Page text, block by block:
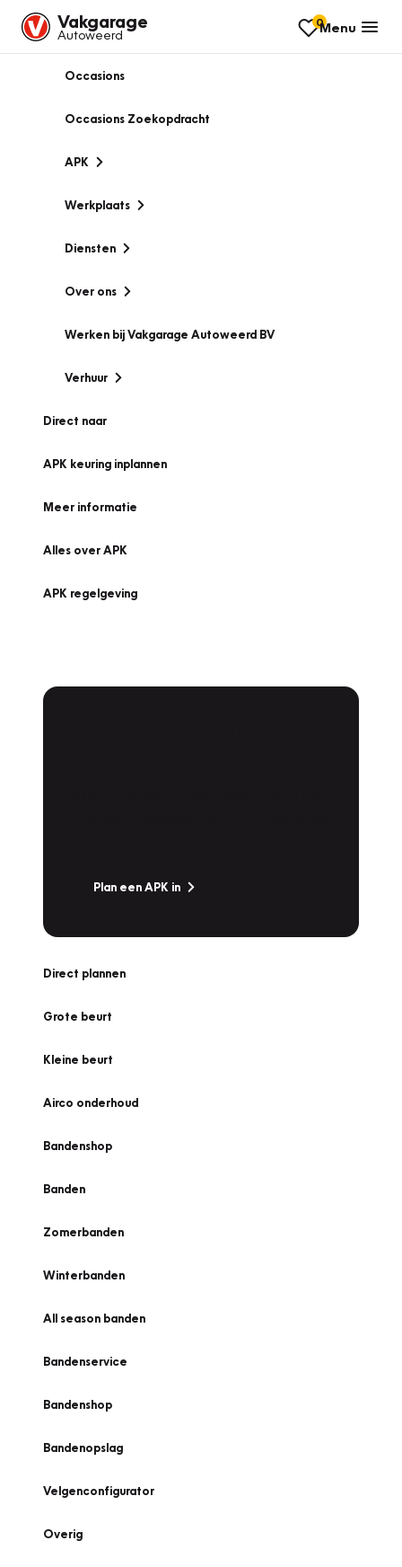
Vakgarage
Autoweerd
0Menu
Occasions
Occasions Zoekopdracht
APK
Werkplaats
Diensten
Over ons
Werken bij Vakgarage Autoweerd BV
Verhuur
Direct naar
APK keuring inplannen
Meer informatie
Alles over APK
APK regelgeving
Plan een APK in
Direct plannen
Grote beurt
Kleine beurt
Airco onderhoud
Bandenshop
Banden
Zomerbanden
Winterbanden
All season banden
Bandenservice
Bandenshop
Bandenopslag
Velgenconfigurator
Overig